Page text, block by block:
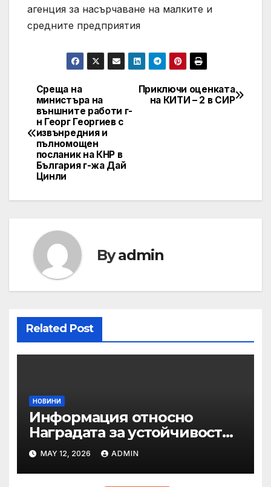
агенция за насърчаване на малките и
средните предприятия
Post
navigation
Приключи оценката
на КИТИ – 2 в СИР
Среща на
министъра на
външните работи г-
н Георг Георгиев с
извънредния и
пълномощен
посланик на КНР в
България г-жа Дай
Цинли
Byadmin
Related Post
НОВИНИ
Информация относно
Наградата за устойчивост
на ОАЕ „Зайед“
MAY 12, 2026 ADMIN